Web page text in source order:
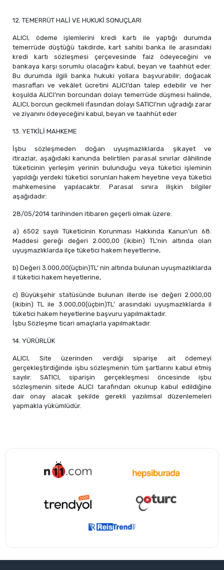
12. TEMERRÜT HALİ VE HUKUKİ SONUÇLARI
ALICI, ödeme işlemlerini kredi kartı ile yaptığı durumda
temerrüde düştüğü takdirde, kart sahibi banka ile arasındaki
kredi kartı sözleşmesi çerçevesinde faiz ödeyeceğini ve
bankaya karşı sorumlu olacağını kabul, beyan ve taahhüt eder.
Bu durumda ilgili banka hukuki yollara başvurabilir; doğacak
masrafları ve vekâlet ücretini ALICI’dan talep edebilir ve her
koşulda ALICI’nın borcundan dolayı temerrüde düşmesi halinde,
ALICI, borcun gecikmeli ifasından dolayı SATICI’nın uğradığı zarar
ve ziyanını ödeyeceğini kabul, beyan ve taahhüt eder
13. YETKİLİ MAHKEME
İşbu sözleşmeden doğan uyuşmazlıklarda şikayet ve
itirazlar, aşağıdaki kanunda belirtilen parasal sınırlar dâhilinde
tüketicinin yerleşim yerinin bulunduğu veya tüketici işleminin
yapıldığı yerdeki tüketici sorunları hakem heyetine veya tüketici
mahkemesine yapılacaktır. Parasal sınıra ilişkin bilgiler
aşağıdadır:
28/05/2014 tarihinden itibaren geçerli olmak üzere:
a) 6502 sayılı Tüketicinin Korunması Hakkında Kanun’un 68.
Maddesi gereği değeri 2.000,00 (ikibin) TL’nin altında olan
uyuşmazlıklarda ilçe tüketici hakem heyetlerine,
b) Değeri 3.000,00(üçbin)TL’ nin altında bulunan uyuşmazlıklarda
il tüketici hakem heyetlerine,
c) Büyükşehir statüsünde bulunan illerde ise değeri 2.000,00
(ikibin) TL ile 3.000,00(üçbin)TL’ arasındaki uyuşmazlıklarda il
tüketici hakem heyetlerine başvuru yapılmaktadır.
İşbu Sözleşme ticari amaçlarla yapılmaktadır.
14. YÜRÜRLÜK
ALICI, Site üzerinden verdiği siparişe ait ödemeyi
gerçekleştirdiğinde işbu sözleşmenin tüm şartlarını kabul etmiş
sayılır. SATICI, siparişin gerçekleşmesi öncesinde işbu
sözleşmenin sitede ALICI tarafından okunup kabul edildiğine
dair onay alacak şekilde gerekli yazılımsal düzenlemeleri
yapmakla yükümlüdür.